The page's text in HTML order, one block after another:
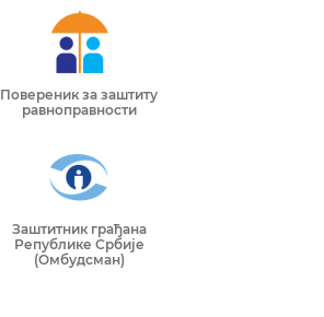
Повереник за заштиту
равноправности
Заштитник грађана
Републике Србије
(Омбудсман)